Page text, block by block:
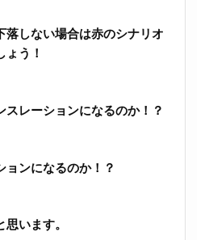
落しない場合は赤のシナリオ
ょう！
スレーションになるのか！？
ョンになるのか！？
います。